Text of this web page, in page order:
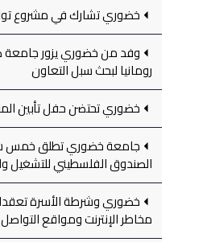
خضوري تشارك في مشروع
وفد من خضوري يزور جامعة
رومانيا لبحث سبل التعاون
خضوري تحتضن حفل تأبين
جامعة خضوري تطلق خمس
الصندوق الفلسطيني للتشغيل
خضوري وشرطة الأسرة
مخاطر الإنترنت ومواقع